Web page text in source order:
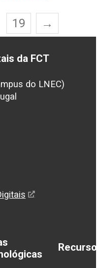
19 →
da FCT
do LNEC)